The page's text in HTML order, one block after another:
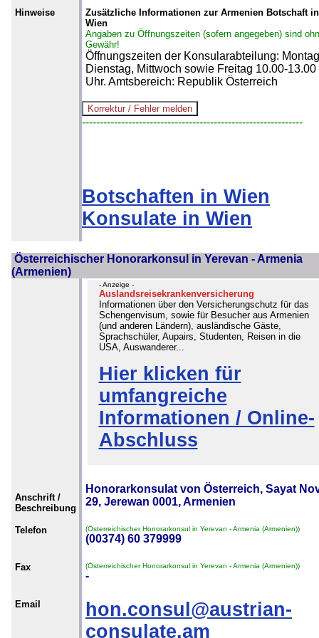
Hinweise
Zusätzliche Informationen zur Armenien Botschaft in
Wien
Angaben zu Öffnungszeiten (sofern angegeben) sind
Gewähr!
Öffnungszeiten der Konsularabteilung:
Dienstag, Mittwoch sowie Freitag 10.00-13.00
Uhr. Amtsbereich: Republik Österreich
--------------------------------------------------------------
Botschaften in Wien
Konsulate in Wien
Österreichischer Honorarkonsul in Yerevan - Armenia
(Armenien)
- Anzeige -
Auslandsreisekrankenversicherung
Informationen über den Versicherungschutz für das
Schengenvisum, sowie für Besucher aus Armenien
(und anderen Ländern), ausländische Gäste,
Sprachschüler, Aupairs, Studenten, Reisen in die
USA, Auswanderer...
Hier klicken für
umfangreiche
Informationen / Online-
Abschluss
Anschrift /
Beschreibung
Honorarkonsulat von Österreich, Sayat
29, Jerewan 0001, Armenien
Telefon (Österreichischer Honorarkonsul in Yerevan - Armenia (Armenien))
(00374) 60 379999
Fax (Österreichischer Honorarkonsul in Yerevan - Armenia (Armenien))
-
Email
hon.consul@austrian-
consulate.am